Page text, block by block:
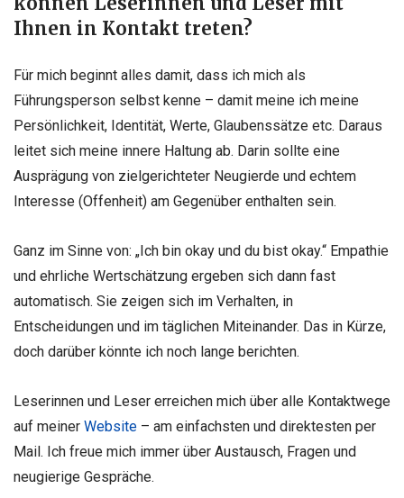
Ihnen in Kontakt treten?
Für mich beginnt alles damit, dass ich mich als
Führungsperson selbst kenne – damit meine ich meine
Persönlichkeit, Identität, Werte, Glaubenssätze etc. Daraus
leitet sich meine innere Haltung ab. Darin sollte eine
Ausprägung von zielgerichteter Neugierde und echtem
Interesse (Offenheit) am Gegenüber enthalten sein.
Ganz im Sinne von: „Ich bin okay und du bist okay.“ Empathie
und ehrliche Wertschätzung ergeben sich dann fast
automatisch. Sie zeigen sich im Verhalten, in
Entscheidungen und im täglichen Miteinander. Das in Kürze,
doch darüber könnte ich noch lange berichten.
Leserinnen und Leser erreichen mich über alle Kontaktwege
auf meiner Website – am einfachsten und direktesten per
Mail. Ich freue mich immer über Austausch, Fragen und
neugierige Gespräche.